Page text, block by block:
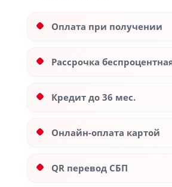
Оплата при получении
Рассрочка
Кредит до 36 мес.
Онлайн-оплата картой
QR перевод СБП